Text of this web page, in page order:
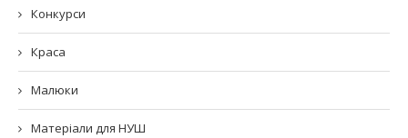
Конкурси
Краса
Малюки
Матеріали для НУШ